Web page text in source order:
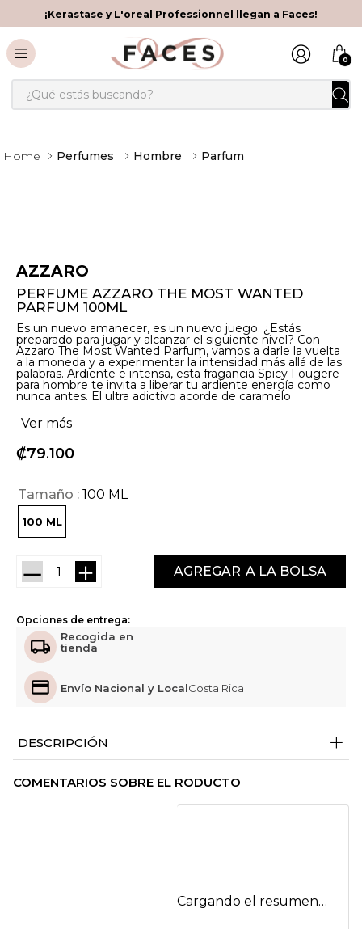
¡Kerastase y L'oreal Professionnel llegan a Faces!
0
¿Qué estás buscando?
Perfumes Hombre Parfum
AZZARO
PERFUME AZZARO THE MOST WANTED
PARFUM 100ML
Es un nuevo amanecer, es un nuevo juego. ¿Estás
preparado para jugar y alcanzar el siguiente nivel? Con
Azzaro The Most Wanted Parfum, vamos a darle la vuelta
a la moneda y a experimentar la intensidad más allá de las
palabras. Ardiente e intensa, esta fragancia Spicy Fougere
para hombre te invita a liberar tu ardiente energía como
nunca antes. El ultra adictivo acorde de caramelo
mezclado con la sensual vainilla Bourbon revela una firma
magnética, elevada por un cóctel picante y un acorde de
maderas incandescentes, para una estela ardiente. Azzaro
familia "Spicy Fougere", transmitida por notas de alta
calidad: - En su amanecer: Jengibre rojo - En su apogeo:
Vainilla Bourbon*. *Materia prima procedente de prácticas
de desarrollo sostenible. Azzaro Parfums se compromete
a trabajar con sus socios en pro de un desarrollo
responsable que conduzca al lujo sostenible. Seleccionada
Ver más
₡79 100
Tamaño 100 ML
100 ML
＋
－ AGREGAR
Opciones de entrega:
Recogida en
tienda
Envío Nacional y LocalCosta Rica
DESCRIPCIÓN +
COMENTARIOS SOBRE EL RODUCTO
Cargando el resumen…